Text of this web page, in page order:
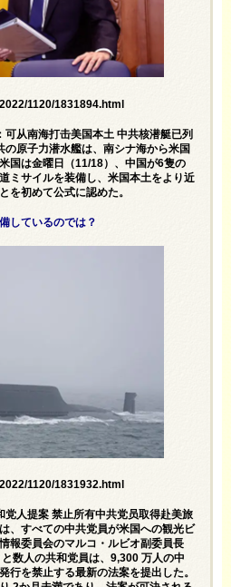
1120/1831894.html
从南海打击美国本土 中共核潜艇已列
原子力潜水艦は、南シナ海から米国
国は金曜日（11/18）、中国が6隻の
ミサイルを装備し、米国本土をより近
を初めて公式に認めた。
しているのでは？
1120/1831932.html
人提案 禁止所有中共党员取得赴美旅
、すべての中共党員が米国への観光ビ
報委員会のマルコ・ルビオ副委員長
数人の共和党員は、9,300 万人の中
行を禁止する最新の法案を提出した。